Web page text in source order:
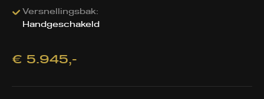
Versnellingsbak:
Handgeschakeld
€ 5.945,-